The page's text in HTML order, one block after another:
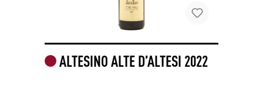
ALTESINO ALTE D’ALTESI 2022